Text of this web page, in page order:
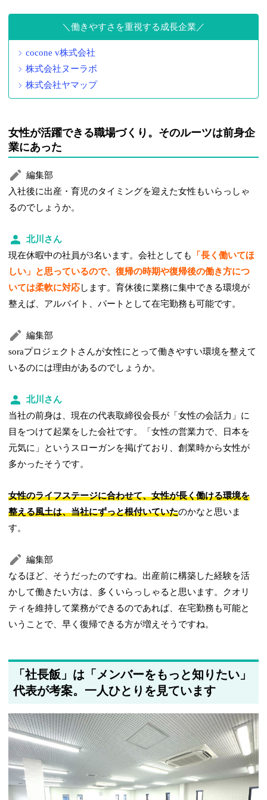
働きやすさを重視する成長企業
cocone v株式会社
株式会社ヌーラボ
株式会社ヤマップ
女性が活躍できる職場づくり。そのルーツは前身企
業にあった
編集部
入社後に出産・育児のタイミングを迎えた女性もいらっしゃ
るのでしょうか。
北川さん
現在休暇中の社員が3名います。会社としても
「長く働いてほ
しい」と思っているので、復帰の時期や復帰後の働き方につ
いては柔軟に対応します。育休後に業務に集中できる環境が
整えば、アルバイト、パートとして在宅勤務も可能です。
編集部
soraプロジェクトさんが女性にとって働きやすい環境を整えて
いるのには理由があるのでしょうか。
北川さん
当社の前身は、現在の代表取締役会長が「女性の会話力」に
目をつけて起業をした会社です。「女性の営業力で、日本を
元気に」というスローガンを掲げており、創業時から女性が
多かったそうです。
女性のライフステージに合わせて、女性が長く働ける環境を
整える風土は、当社にずっと根付いていたのかなと思いま
す。
編集部
なるほど、そうだったのですね。出産前に構築した経験を活
かして働きたい方は、多くいらっしゃると思います。クオリ
ティを維持して業務ができるのであれば、在宅勤務も可能と
いうことで、早く復帰できる方が増えそうですね。
「社長飯」は「メンバーをもっと知りたい」
代表が考案。一人ひとりを見ています